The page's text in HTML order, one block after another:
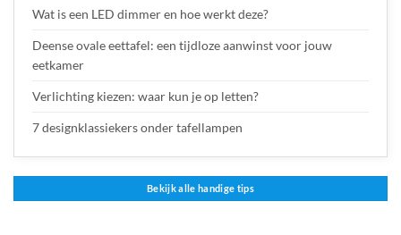
Wat is een LED dimmer en hoe werkt deze?
Deense ovale eettafel: een tijdloze aanwinst voor jouw
eetkamer
Verlichting kiezen: waar kun je op letten?
7 designklassiekers onder tafellampen
Bekijk alle handige tips